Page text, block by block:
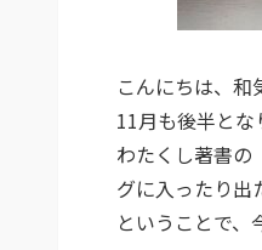
こんにちは、和
11月も後半とな
わたくし著書の
グに入ったり出
ということで、